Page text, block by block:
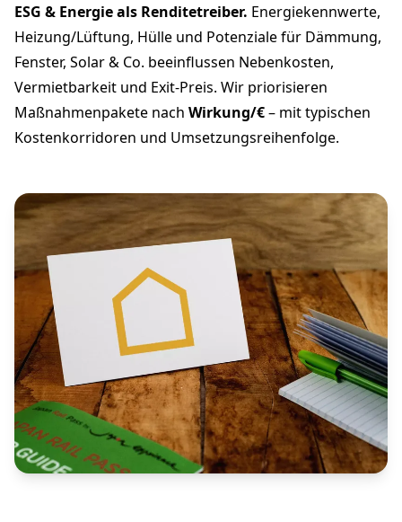
ESG & Energie als Renditetreiber. Energiekennwerte,
Heizung/Lüftung, Hülle und Potenziale für Dämmung,
Fenster, Solar & Co. beeinflussen Nebenkosten,
Vermietbarkeit und Exit-Preis. Wir priorisieren
Maßnahmenpakete nach Wirkung/€– mit typischen
Kostenkorridoren und Umsetzungsreihenfolge.